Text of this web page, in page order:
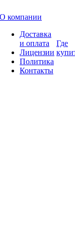
О компании
Доставка
и оплата
Лицензии
Политика
Контакты
Где